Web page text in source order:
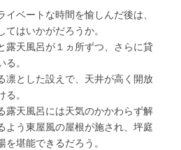
ベートな時間を愉しんだ後は、
はいかがだろうか。
天風呂が１ヵ所ずつ、さらに貸
。
とした設えで、天井が高く開放
る。
天風呂には天気のかかわらず解
よう東屋風の屋根が施され、坪庭
堪能できるだろう。